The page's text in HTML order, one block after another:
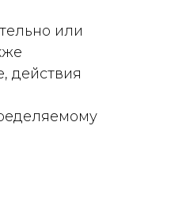
или
действия